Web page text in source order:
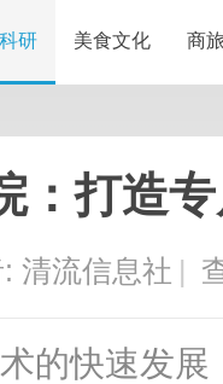
研 美食文化 商
：打造
清流信息社 |
的快速发